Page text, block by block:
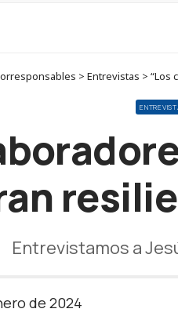
> Entrevistas >
Entrevistamos a
de 2024